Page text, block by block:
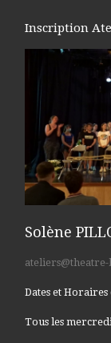
Inscription
Solène
Dates et Horaires
Tous les